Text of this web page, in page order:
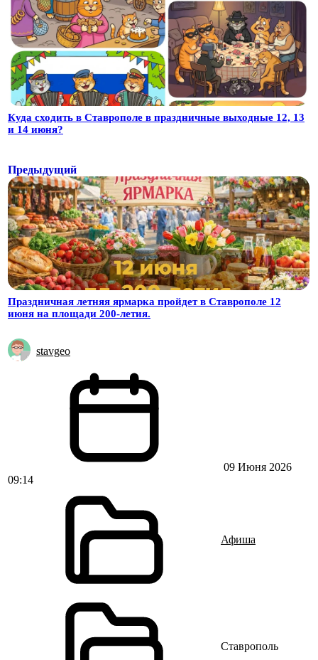
Куда сходить в Ставрополе в праздничные выходные 12, 13
и 14 июня?
Предыдущий
Праздничная летняя ярмарка пройдет в Ставрополе 12
июня на площади 200-летия.
stavgeo
09 Июня 2026
09:14
Афиша
Ставрополь